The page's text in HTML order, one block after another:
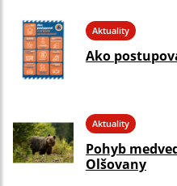
Aktuality
Ako
Aktuality
Pohyb
Olšovany